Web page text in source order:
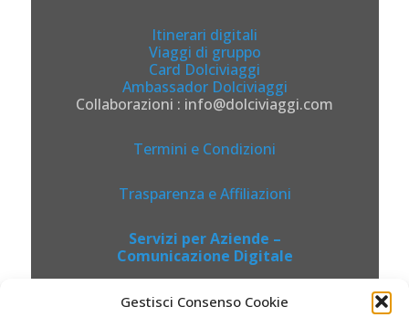
Gestisci Consenso Cookie
Itinerari digitali
Viaggi di gruppo
Card Dolciviaggi
Ambassador Dolciviaggi
Collaborazioni : info@dolciviaggi.com
Termini e Condizioni
Trasparenza e Affiliazioni
Servizi per Aziende –
Comunicazione Digitale